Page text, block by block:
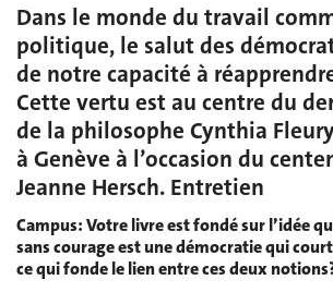
Dans le monde du travail
politique, le salut des
de notre capacité à
Cette vertu est au centre du
de la philosophe Cynthia
à Genève à l’occasion du
Jeanne Hersch. Entretien
Campus: Votre livre est fondé sur l’idée
sans courage est une démocratie qui court
ce qui fonde le lien entre ces deux